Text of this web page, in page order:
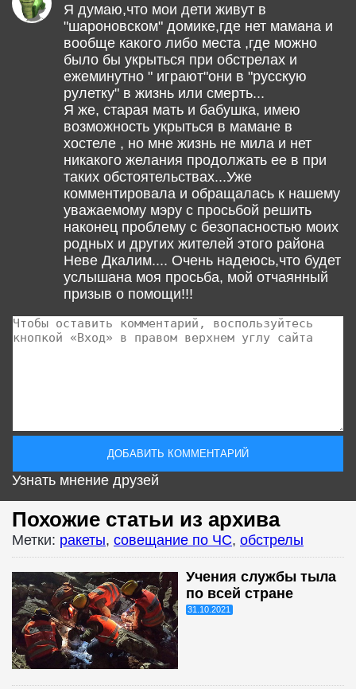
Я думаю,что мои дети живут в
"шароновском" домике,где нет мамана и
вообще какого либо места ,где можно
было бы укрыться при обстрелах и
ежеминутно " играют"они в "русскую
рулетку" в жизнь или смерть...
Я же, старая мать и бабушка, имею
возможность укрыться в мамане в
хостеле , но мне жизнь не мила и нет
никакого желания продолжать ее в при
таких обстоятельствах...Уже
комментировала и обращалась к нашему
уважаемому мэру с просьбой решить
наконец проблему с безопасностью моих
родных и других жителей этого района
Неве Дкалим.... Очень надеюсь,что будет
услышана моя просьба, мой отчаянный
призыв о помощи!!!
Узнать мнение друзей
Похожие статьи из архива
Метки: ракеты, совещание по ЧС, обстрелы
Учения службы тыла
по всей стране
31.10.2021